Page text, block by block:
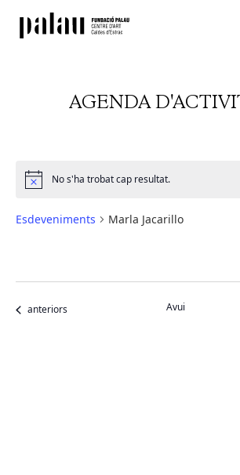
AGENDA
Notice No s'ha trobat cap resultat.
Esdeveniments Marla Jacarillo
Esdeveniments
anteriors Avui